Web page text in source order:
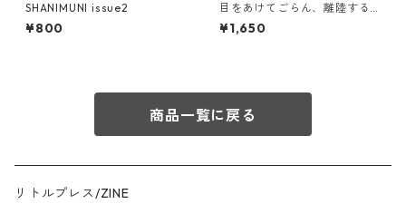
SHANIMUNI issue2
¥800
目をあけてごらん、離陸する
から
¥1,650
商品一覧に戻る
リトルプレス/ZINE